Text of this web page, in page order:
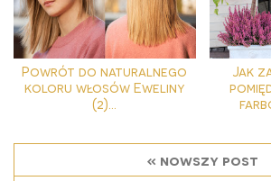
Powrót do naturalnego
koloru włosów Eweliny
(2)...
Jak
« nowszy post